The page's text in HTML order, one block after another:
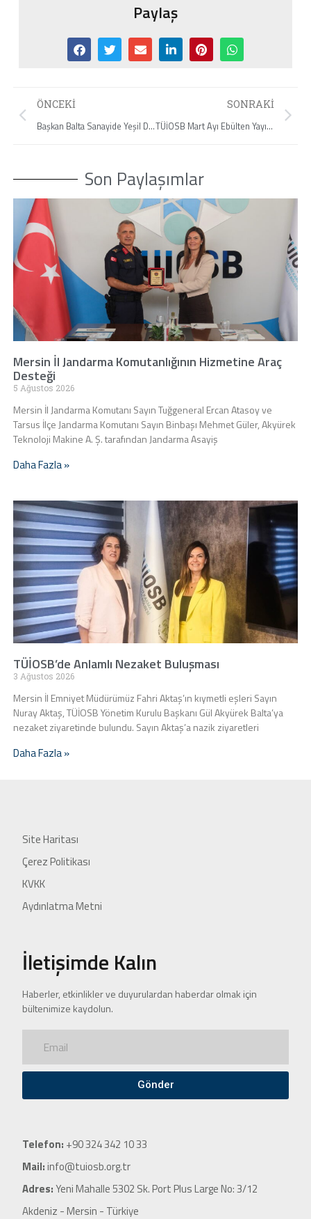
Paylaş
ÖNCEKI
Başkan Balta Sanayide Yeşil Dönüşüm Buluşmalarına Katıldı
SONRAKI
TÜİOSB Mart Ayı Ebülten Yayında
Son Paylaşımlar
Mersin İl Jandarma Komutanlığının Hizmetine Araç
Desteği
5 Ağustos 2026
Mersin İl Jandarma Komutanı Sayın Tuğgeneral Ercan Atasoy ve
Tarsus İlçe Jandarma Komutanı Sayın Binbaşı Mehmet Güler, Akyürek
Teknoloji Makine A. Ş. tarafından Jandarma Asayiş
Daha Fazla »
TÜİOSB’de Anlamlı Nezaket Buluşması
3 Ağustos 2026
Mersin İl Emniyet Müdürümüz Fahri Aktaş’ın kıymetli eşleri Sayın
Nuray Aktaş, TÜİOSB Yönetim Kurulu Başkanı Gül Akyürek Balta’ya
nezaket ziyaretinde bulundu. Sayın Aktaş’a nazik ziyaretleri
Daha Fazla »
Site Haritası
Çerez Politikası
KVKK
Aydınlatma Metni
İletişimde Kalın
Haberler, etkinlikler ve duyurulardan haberdar olmak için
bültenimize kaydolun.
Gönder
Telefon: +90 324 342 10 33
Mail:info@tuiosb.org.tr
Adres:Yeni Mahalle 5302 Sk. Port Plus Large No: 3/12
Akdeniz - Mersin - Türkiye